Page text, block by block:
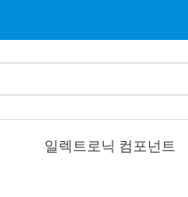
일렉트로닉 컴포넌트